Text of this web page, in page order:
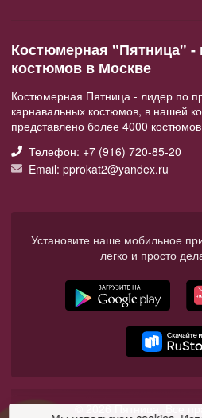
Костюмерная "Пятница" -
костюмов в Москве
Костюмерная Пятница - лидер по
карнавальных костюмов, в нашей
представлено более 4000
Телефон: +7 (916) 720-85-20
Email: pprokat2@yandex.ru
Установите наше мобильное
легко и просто
© 2026 Пятница. Все